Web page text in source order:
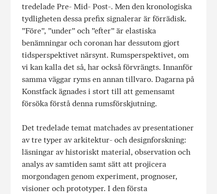
tredelade Pre- Mid- Post-. Men den kronologiska
tydligheten dessa prefix signalerar är förrädisk.
”Före”, ”under” och ”efter” är elastiska
benämningar och coronan har dessutom gjort
tidsperspektivet närsynt. Rumsperspektivet, om
vi kan kalla det så, har också förvrängts. Innanför
samma väggar ryms en annan tillvaro. Dagarna på
Konstfack ägnades i stort till att gemensamt
försöka förstå denna rumsförskjutning.
Det tredelade temat matchades av presentationer
av tre typer av arkitektur- och designforskning:
läsningar av historiskt material, observation och
analys av samtiden samt sätt att projicera
morgondagen genom experiment, prognoser,
visioner och prototyper. I den första